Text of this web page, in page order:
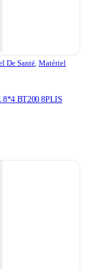
De Santé Matériel
8*4 BT200 8PLIS